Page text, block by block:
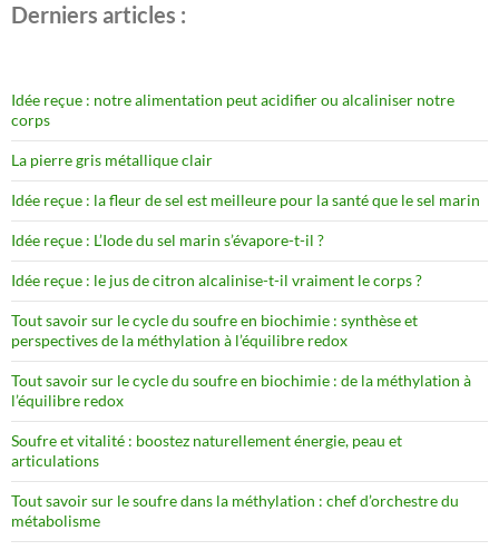
Derniers articles :
Idée reçue : notre alimentation peut acidifier ou alcaliniser notre
corps
La pierre gris métallique clair
Idée reçue : la fleur de sel est meilleure pour la santé que le sel marin
Idée reçue : L’Iode du sel marin s’évapore-t-il ?
Idée reçue : le jus de citron alcalinise-t-il vraiment le corps ?
Tout savoir sur le cycle du soufre en biochimie : synthèse et
perspectives de la méthylation à l’équilibre redox
Tout savoir sur le cycle du soufre en biochimie : de la méthylation à
l’équilibre redox
Soufre et vitalité : boostez naturellement énergie, peau et
articulations
Tout savoir sur le soufre dans la méthylation : chef d’orchestre du
métabolisme